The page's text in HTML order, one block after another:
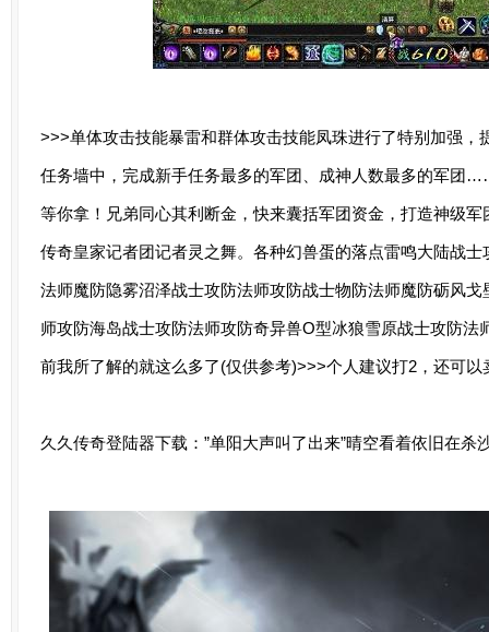
>>>单体攻击技能暴雷和群体攻击技能凤珠进行了特别加强，
任务墙中，完成新手任务最多的军团、成神人数最多的军团
等你拿！兄弟同心其利断金，快来囊括军团资金，打造神级
传奇皇家记者团记者灵之舞。各种幻兽蛋的落点雷鸣大陆战
法师魔防隐雾沼泽战士攻防法师攻防战士物防法师魔防砺风
师攻防海岛战士攻防法师攻防奇异兽O型冰狼雪原战士攻防
前我所了解的就这么多了(仅供参考)>>>个人建议打2，还可以
久久传奇登陆器下载：”单阳大声叫了出来”晴空看着依旧在杀